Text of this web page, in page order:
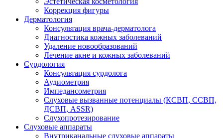
Коррекция фигуры
Дерматология
Консультация врача-дерматолога
Диагностика кожных заболеваний
Удаление новообразований
Лечение акне и кожных заболеваний
Сурдология
Консультация сурдолога
Аудиометрия
Импедансометрия
Слуховые вызванные потенциалы (КСВП, ССВП,
ДСВП, ASSR)
Слухопротезирование
Слуховые аппараты
Внутриканальные слуховые аппараты